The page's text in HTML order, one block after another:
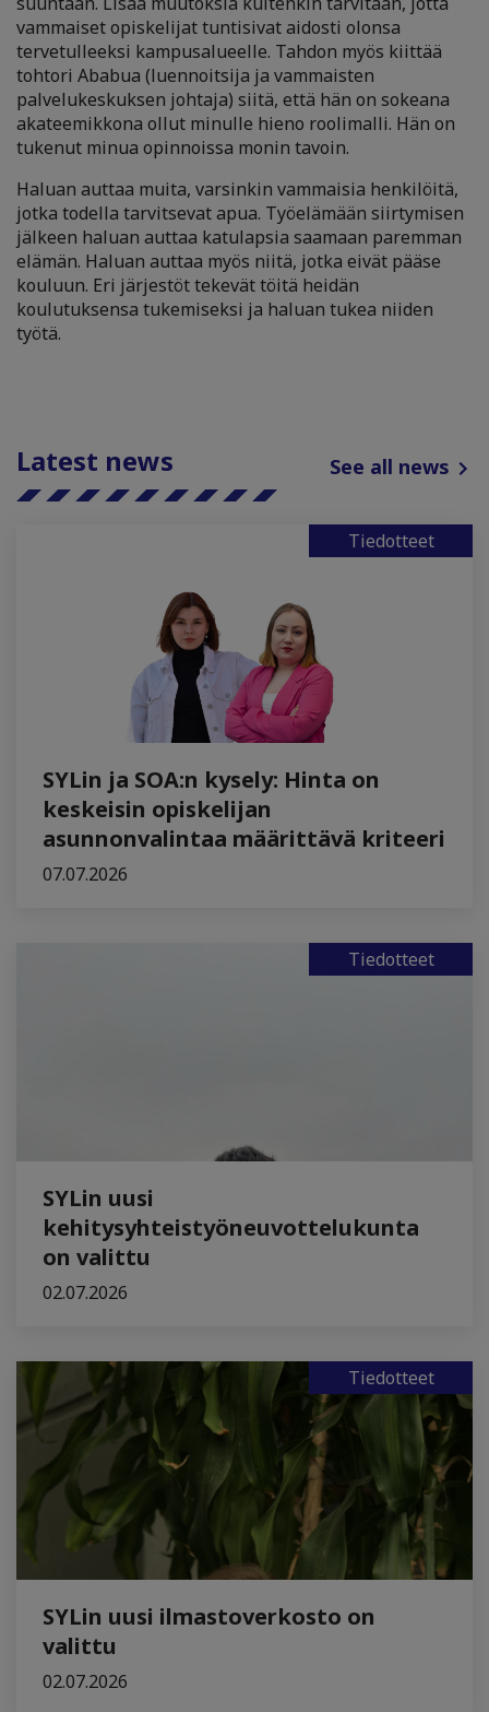
vammaiset opiskelijat tuntisivat aidosti olonsa
tervetulleeksi kampusalueelle. Tahdon myös kiittää
tohtori Ababua (luennoitsija ja vammaisten
palvelukeskuksen johtaja) siitä, että hän on sokeana
akateemikkona ollut minulle hieno roolimalli. Hän on
tukenut minua opinnoissa monin tavoin.
Haluan auttaa muita, varsinkin vammaisia henkilöitä,
jotka todella tarvitsevat apua. Työelämään siirtymisen
jälkeen haluan auttaa katulapsia saamaan paremman
elämän. Haluan auttaa myös niitä, jotka eivät pääse
kouluun. Eri järjestöt tekevät töitä heidän
koulutuksensa tukemiseksi ja haluan tukea niiden
työtä.
Latest news See all news
Tiedotteet
SYLin ja SOA:n kysely: Hinta on
keskeisin opiskelijan
asunnonvalintaa määrittävä kriteeri
07.07.2026
Tiedotteet
SYLin uusi
kehitysyhteistyöneuvottelukunta
on valittu
02.07.2026
Tiedotteet
SYLin uusi ilmastoverkosto on
valittu
02.07.2026